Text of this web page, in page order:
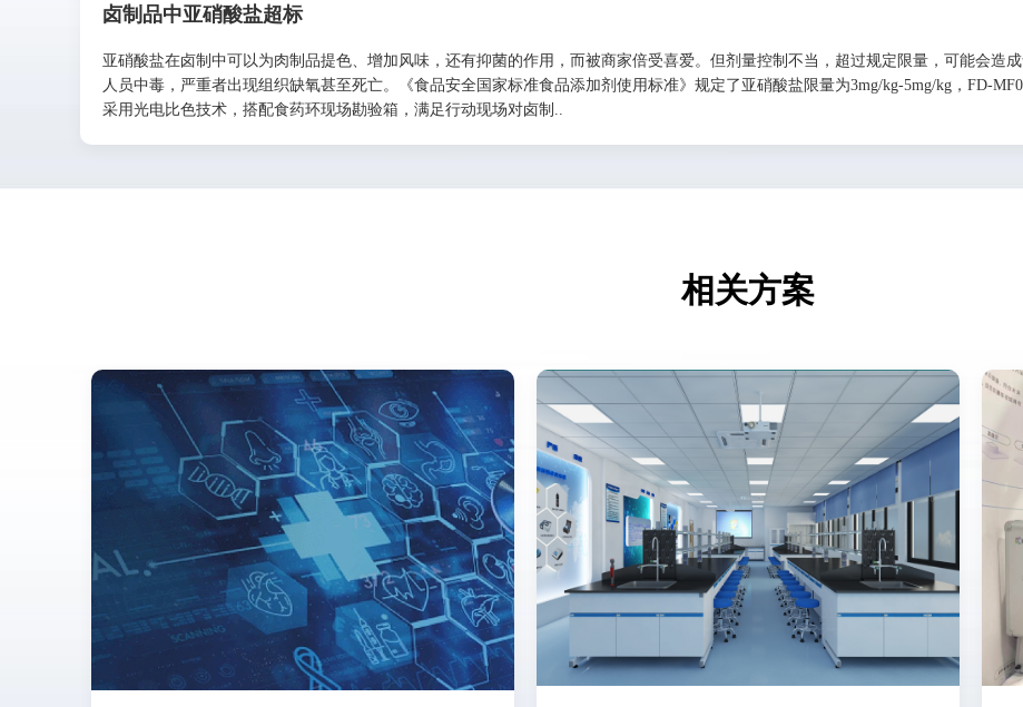
卤制品中亚硝酸盐超标
亚硝酸盐在卤制中可以为肉制品提色、增加风味，还有抑菌的作用，而被商家倍受喜爱。但剂量控制不当，超过规定限量，可能会造成
人员中毒，严重者出现组织缺氧甚至死亡。《食品安全国家标准食品添加剂使用标准》规定了亚硝酸盐限量为3mg/kg-5mg/kg，FD-
采用光电比色技术，搭配食药环现场勘验箱，满足行动现场对卤制..
相关方案